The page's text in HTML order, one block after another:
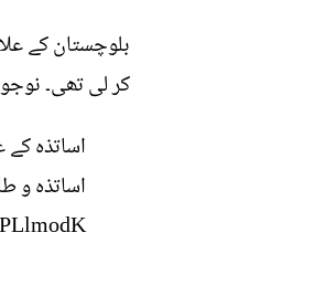
بلوچستان کے
کر لی تھی۔
اساتذہ
اساتذہ و